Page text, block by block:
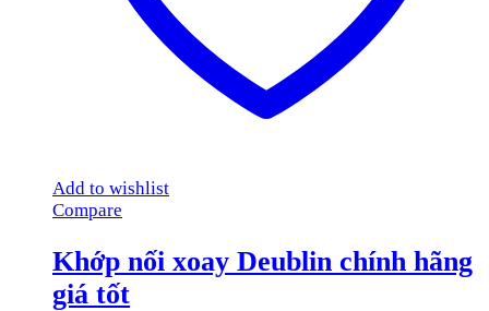
Add to wishlist
Compare
Khớp nối xoay Deublin chính hãng
giá tốt